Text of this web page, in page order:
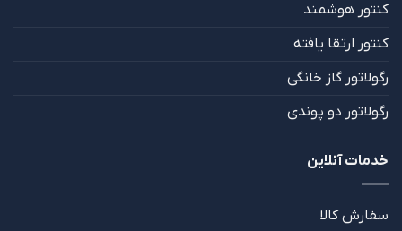
کنتور هوشمند
کنتور ارتقا یافته
رگولاتور گاز خانگی
رگولاتور دو پوندی
خدمات آنلاین
سفارش کالا